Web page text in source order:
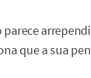
parece
que a sua